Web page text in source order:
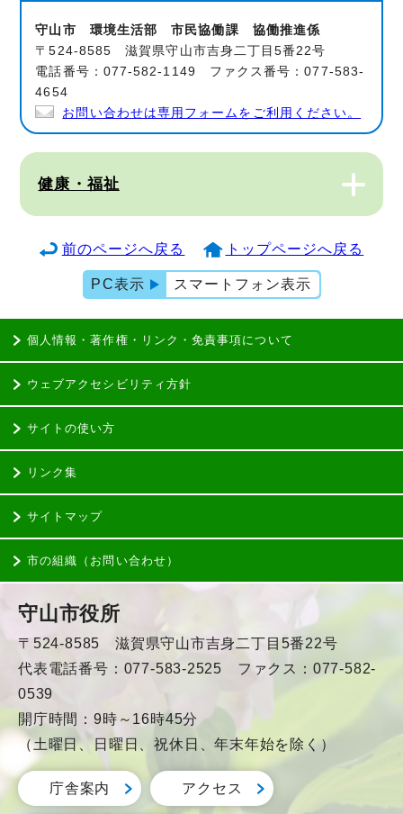
守山市 環境生活部 市民協働課 協働推進係
〒524-8585 滋賀県守山市吉身二丁目5番22号
電話番号：077-582-1149 ファクス番号：077-583-
4654
お問い合わせは専用フォームをご利用ください。
健康・福祉
前のページへ戻る トップページへ戻る
PC表示 スマートフォン表示
個人情報・著作権・リンク・免責事項について
ウェブアクセシビリティ方針
サイトの使い方
リンク集
サイトマップ
市の組織（お問い合わせ）
守山市役所
〒524-8585 滋賀県守山市吉身二丁目5番22号
代表電話番号：077-583-2525 ファクス：077-582-
0539
開庁時間：9時～16時45分
（土曜日、日曜日、祝休日、年末年始を除く）
庁舎案内 アクセス